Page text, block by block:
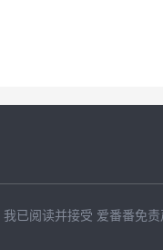
我已阅读并接受 爱番番免责